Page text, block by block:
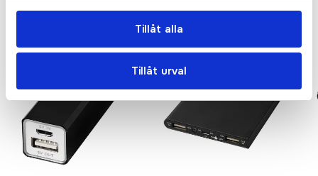
Tillåt alla
Tillåt urval